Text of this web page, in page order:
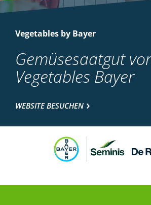
Vegetables by Bayer
Gemüsesaatgut
Vegetables Bayer
WEBSITE BESUCHEN